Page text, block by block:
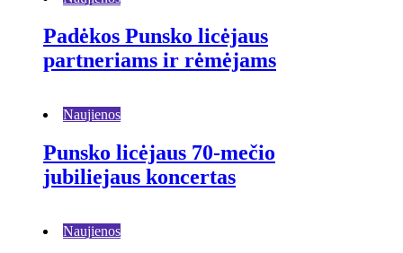
Padėkos Punsko licėjaus
partneriams ir rėmėjams
Naujienos
Punsko licėjaus 70-mečio
jubiliejaus koncertas
Naujienos